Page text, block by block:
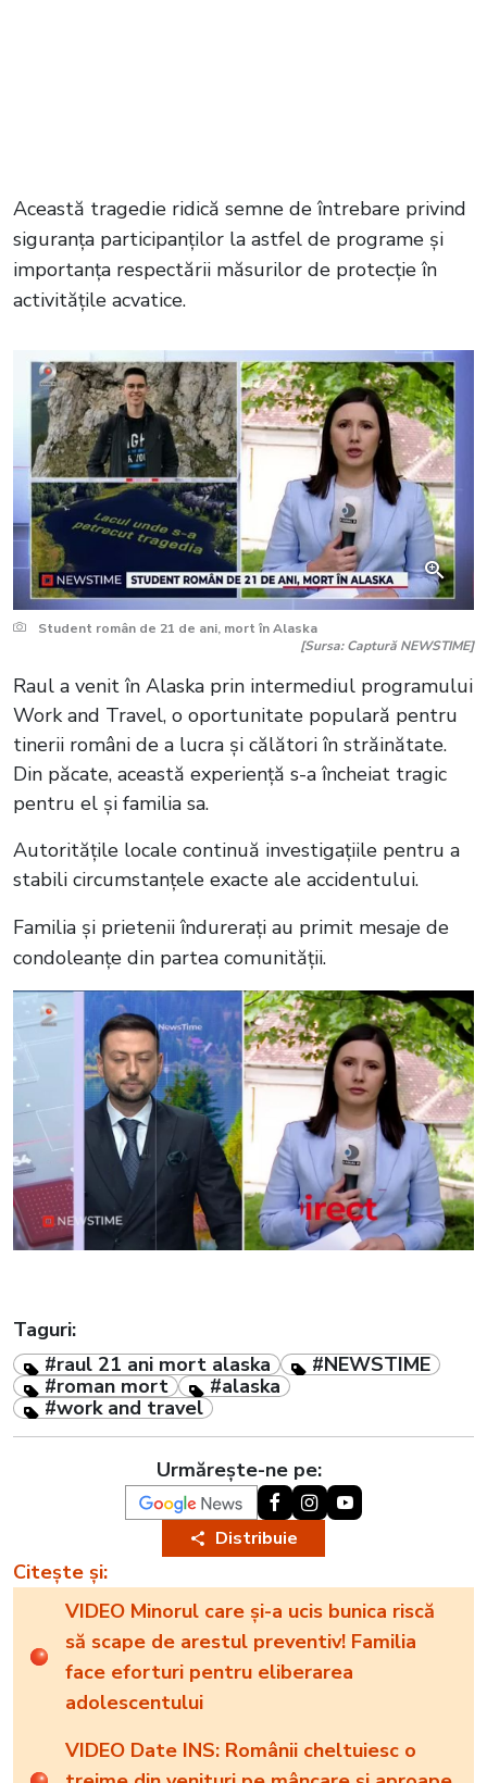
Această tragedie ridică semne de întrebare privind
siguranța participanților la astfel de programe și
importanța respectării măsurilor de protecție în
activitățile acvatice.
Student român de 21 de ani, mort în Alaska
[Sursa: Captură NEWSTIME]
Raul a venit în Alaska prin intermediul programului
Work and Travel, o oportunitate populară pentru
tinerii români de a lucra și călători în străinătate.
Din păcate, această experiență s-a încheiat tragic
pentru el și familia sa.
Autoritățile locale continuă investigațiile pentru a
stabili circumstanțele exacte ale accidentului.
Familia și prietenii îndurerați au primit mesaje de
condoleanțe din partea comunității.
Taguri:
#raul 21 ani mort alaska
#NEWSTIME
#roman mort
#alaska
#work and travel
Urmărește-ne pe:
Distribuie
Citește și:
VIDEO Minorul care și-a ucis bunica riscă
să scape de arestul preventiv! Familia
face eforturi pentru eliberarea
adolescentului
VIDEO Date INS: Românii cheltuiesc o